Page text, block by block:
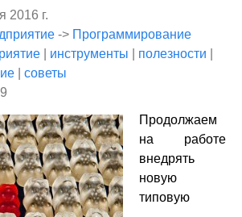
2016 г.
-> Программирование
инструменты полезности
советы
Продолжаем
на работе
внедрять
новую
типовую